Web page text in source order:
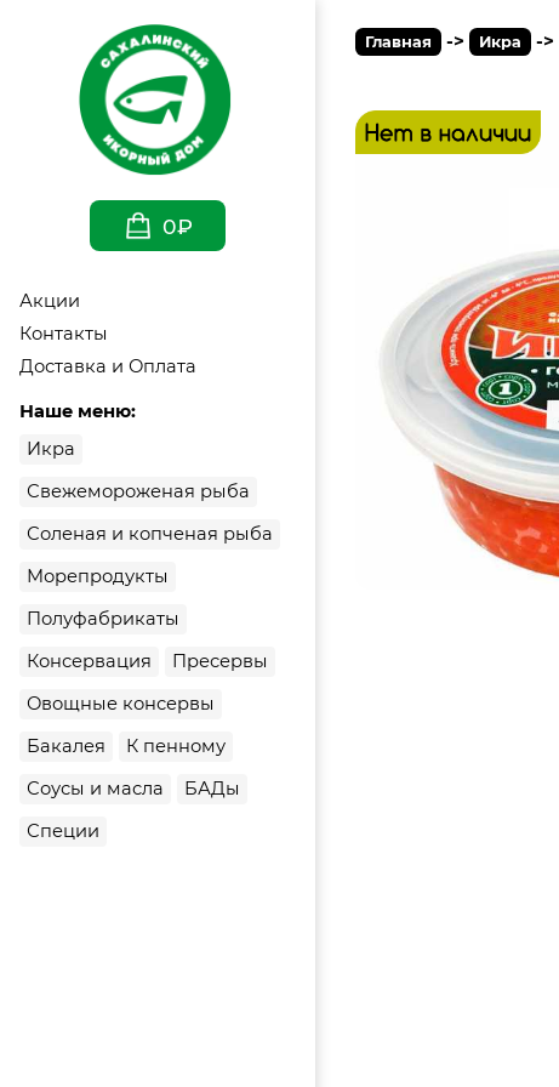
0₽
Акции
Контакты
Доставка и Оплата
Наше меню:
Икра
Свежемороженая рыба
Соленая и копченая рыба
Морепродукты
Полуфабрикаты
Консервация
Пресервы
Овощные консервы
Бакалея
К пенному
Соусы и масла
БАДы
Специи
Главная -> Икра ->